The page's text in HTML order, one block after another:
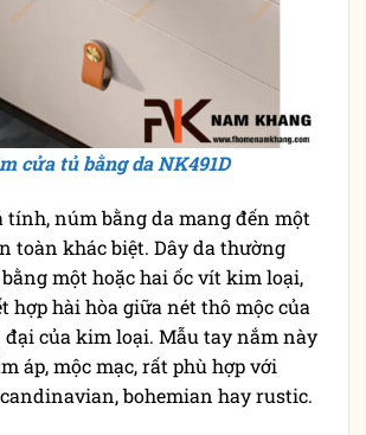
cửa tủ bằng da NK491D
tính, núm bằng da mang đến một
toàn khác biệt. Dây da thường
một hoặc hai ốc vít kim loại,
hợp hài hòa giữa nét thô mộc của
đại của kim loại. Mẫu tay nắm này
áp, mộc mạc, rất phù hợp với
bohemian hay rustic.